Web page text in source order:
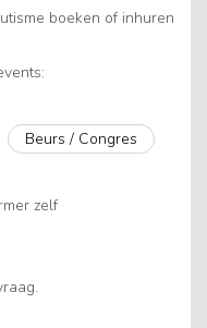
boeken of inhuren
Beurs / Congres
zelf